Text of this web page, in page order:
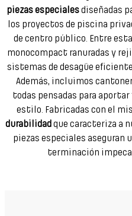
piezas especialesdiseñadas
los proyectos de piscina
de centro público. Entre
monocompact ranuradas y
sistemas de desagüe
Además, incluimos
todas pensadas para aportar
estilo. Fabricadas con el
durabilidad que caracteriza a
piezas especiales aseguran
terminación